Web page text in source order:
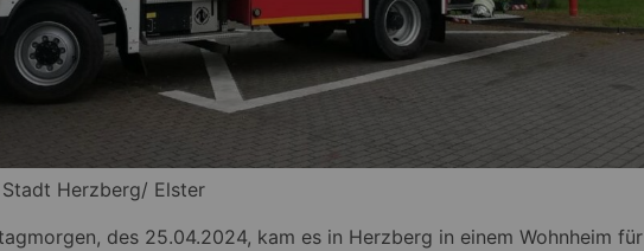
Herzberg/ Elster
des 25.04.2024, kam es in Herzberg in einem Wohnheim für